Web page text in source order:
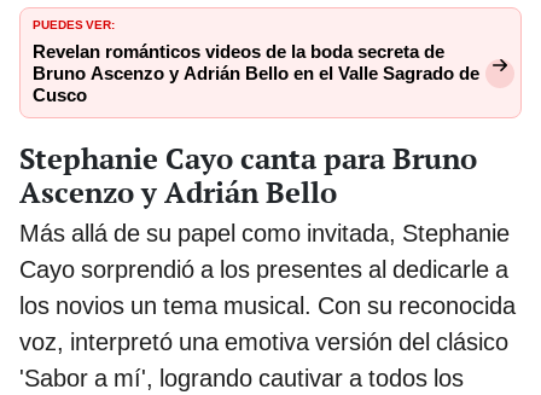
PUEDES VER:
Revelan románticos videos de la boda secreta de
Bruno Ascenzo y Adrián Bello en el Valle Sagrado de
Cusco
Stephanie Cayo canta para Bruno
Ascenzo y Adrián Bello
Más allá de su papel como invitada, Stephanie
Cayo sorprendió a los presentes al dedicarle a
los novios un tema musical. Con su reconocida
voz, interpretó una emotiva versión del clásico
'Sabor a mí', logrando cautivar a todos los